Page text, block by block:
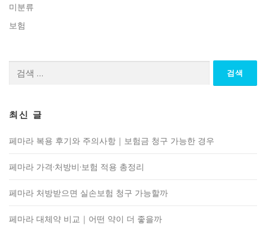
미분류
보험
최신 글
페마라 복용 후기와 주의사항｜보험금 청구 가능한 경우
페마라 가격·처방비·보험 적용 총정리
페마라 처방받으면 실손보험 청구 가능할까
페마라 대체약 비교｜어떤 약이 더 좋을까